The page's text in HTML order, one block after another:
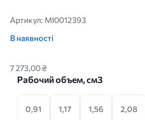
Артикул: MI0012393
В наявності
7 273,00 ₴
Рабочий объем, см3
0,91 1,17 1,56 2,08